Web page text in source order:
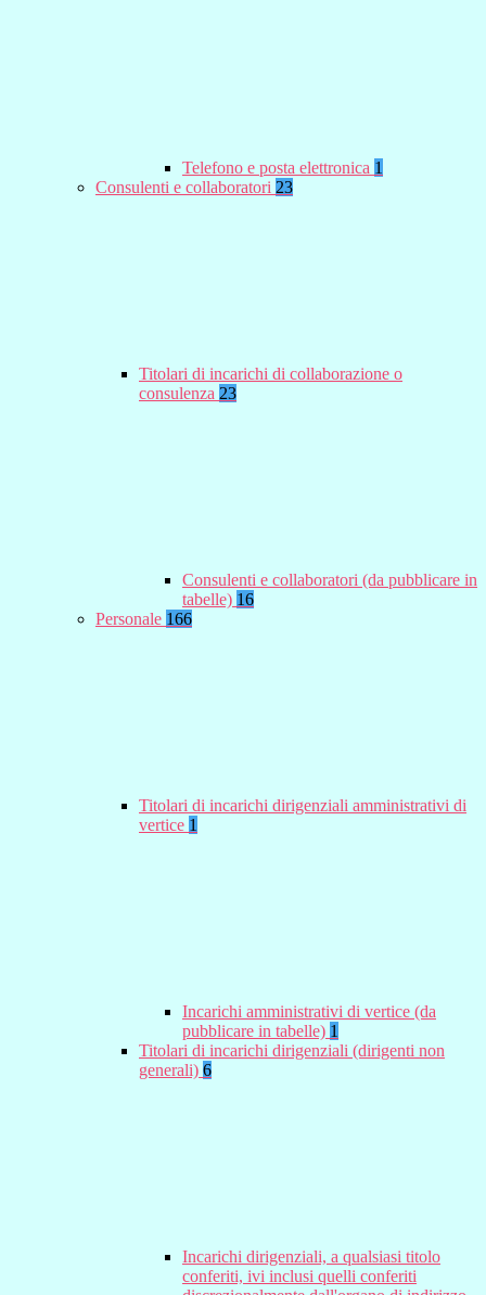
Telefono e posta elettronica 1
Consulenti e collaboratori 23
Titolari di incarichi di collaborazione o
consulenza 23
Consulenti e collaboratori (da pubblicare in
tabelle) 16
Personale 166
Titolari di incarichi dirigenziali amministrativi di
vertice 1
Incarichi amministrativi di vertice (da
pubblicare in tabelle) 1
Titolari di incarichi dirigenziali (dirigenti non
generali) 6
Incarichi dirigenziali, a qualsiasi titolo
conferiti, ivi inclusi quelli conferiti